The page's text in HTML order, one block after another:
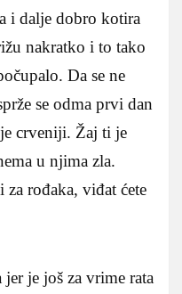
i dalje dobro kotira
nakratko i to tako
Da se ne
se odma prvi dan
crveniji. Žaj ti je
u njima zla.
rođaka, viđat ćete
je još za vrime rata